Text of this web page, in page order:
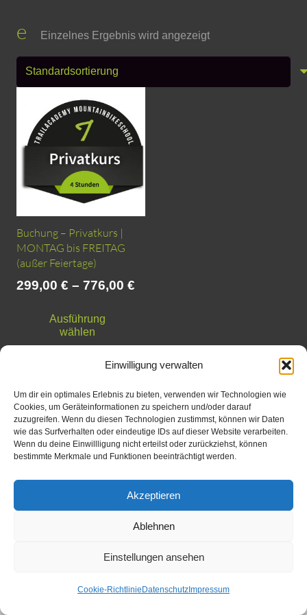
Einwilligung verwalten
Um dir ein optimales Erlebnis zu bieten, verwenden wir Technologien wie
Cookies, um Geräteinformationen zu speichern und/oder darauf
zuzugreifen. Wenn du diesen Technologien zustimmst, können wir Daten
wie das Surfverhalten oder eindeutige IDs auf dieser Website verarbeiten.
Wenn du deine Einwillligung nicht erteilst oder zurückziehst, können
bestimmte Merkmale und Funktionen beeinträchtigt werden.
Akzeptieren
Ablehnen
Einstellungen ansehen
Cookie-Richtlinie Datenschutz Impressum
e Einzelnes Ergebnis wird angezeigt
Buchung – Privatkurs |
MONTAG bis FREITAG
(außer Feiertage)
299,00 € – 776,00 €
Ausführung
wählen
mehrere
auf.
Die
Optionen
können
der
Produktseite
gewählt
werden